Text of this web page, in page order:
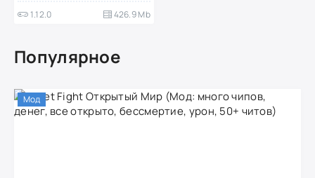
1.12.0 426.9 Mb
Популярное
Мод